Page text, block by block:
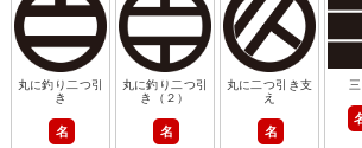
丸に釣り二つ引
き
名
丸に釣り二つ引
き（２）
名
丸に二つ引き支
え
名